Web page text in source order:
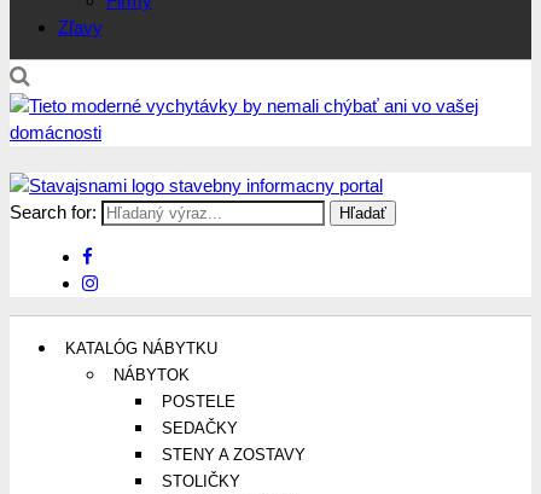
Zľavy
Stavajsnami.sk
Stavebníctvo, stavby, byty, domy a všetko o nich
Search for:
KATALÓG NÁBYTKU
NÁBYTOK
POSTELE
SEDAČKY
STENY A ZOSTAVY
STOLIČKY